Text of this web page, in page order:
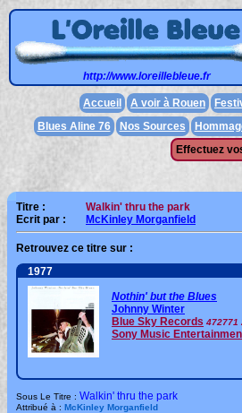
http://www.loreillebleue.fr
Accueil A voir à Rouen
Blues Aline 76
Nos Sources
Effectuez
Titre :
Walkin' thru the park
Ecrit par :
McKinley Morganfield
Retrouvez ce titre sur :
1977
Nothin' but the Blues
Johnny Winter
Blue Sky Records 472771
Sony Music
Sous Le Titre : Walkin' thru the park
Attribué à : McKinley Morganfield